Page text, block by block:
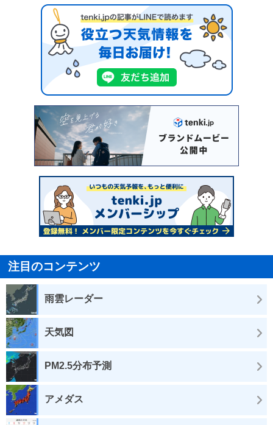
注目のコンテンツ
雨雲レーダー
天気図
PM2.5分布予測
アメダス